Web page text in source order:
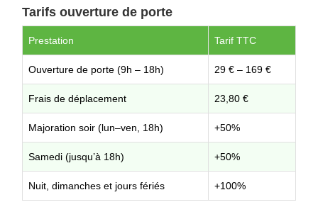
Tarifs ouverture de porte
Prestation Tarif TTC
Ouverture de porte (9h – 18h) 29 € – 169 €
Frais de déplacement 23,80 €
Majoration soir (lun–ven, 18h) +50%
Samedi (jusqu’à 18h) +50%
Nuit, dimanches et jours fériés +100%